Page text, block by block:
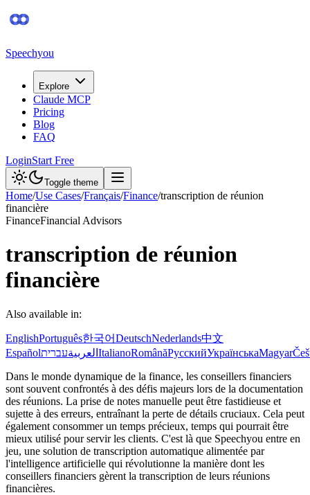
Speechyou
Explore
Claude MCP
Pricing
Blog
FAQ
LoginStart Free
Toggle theme
Home/Use Cases/Français/Finance/transcription de réunion
financière
FinanceFinancial Advisors
transcription de réunion
financière
Also available in:
EnglishPortuguês한국어DeutschNederlands中文
Español
العربيةעברית ItalianoRomânăРусскийУкраїнськаMagyar
Dans le monde dynamique de la finance, les conseillers financiers
sont souvent confrontés à des défis majeurs lors de la documentation
des réunions. La prise de notes manuelle peut être fastidieuse et
sujette à des erreurs, entraînant la perte de détails cruciaux. Cela peut
également consommer un temps précieux, temps qui pourrait être
mieux utilisé pour servir les clients. C'est là que Speechyou entre en
jeu, une solution de transcription automatique alimentée par
l'intelligence artificielle qui révolutionne la manière dont les
conseillers financiers gèrent la transcription de leurs réunions
financières.